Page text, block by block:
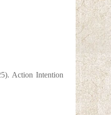
Action Intention